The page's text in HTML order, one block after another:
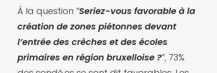
À la question “Seriez-vous favorable à la
création de zones piétonnes devant
l’entrée des crèches et des écoles
primaires en région bruxelloise ?”, 73%